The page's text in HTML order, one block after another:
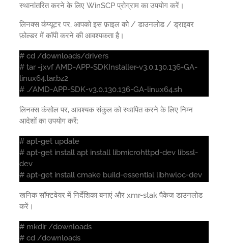
स्थानांतरित करने के लिए WinSCP प्रोग्राम का उपयोग करें।
लिनक्स कंप्यूटर पर, आपको इस फ़ाइल को / डाउनलोड / ड्राइवर
फ़ोल्डर में कॉपी करने की आवश्यकता है।
# cd /downloads/drivers
# tar -jxvf AMD-APP-SDKInstaller-v3.0.130.136-GA-
linux64.tar.bz2
# ./AMD-APP-SDK-v3.0.130.136-GA-linux64.sh
लिनक्स कंसोल पर, आवश्यक संकुल को स्थापित करने के लिए निम्न
आदेशों का उपयोग करें:
# apt-get update
# apt-get install apt install libmicrohttpd-dev libssl-
dev
# apt-get install cmake build-essential libhwloc-dev
खनिक सॉफ्टवेयर में निर्देशिका बनाएं और xmr-stak पैकेज डाउनलोड
करें।
# mkdir /downloads
# cd /downloads